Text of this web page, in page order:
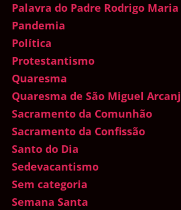
Palavra do Padre Rodrigo Maria
Pandemia
Política
Protestantismo
Quaresma
Quaresma de São Miguel
Sacramento da Comunhão
Sacramento da Confissão
Santo do Dia
Sedevacantismo
Sem categoria
Semana Santa